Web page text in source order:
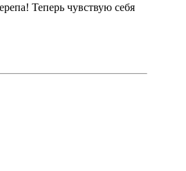
Теперь чувствую себя